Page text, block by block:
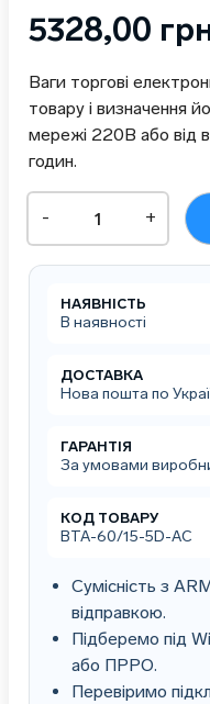
5328,00
Ваги торгові
товару і визначення
мережі 220В або від
годин.
Ваги
торгівельні
зі
стійкою
акумулятором
Промприбор/
Промприлад)
- +
НАЯВНІСТЬ
В наявності
ДОСТАВКА
Нова пошта по
ГАРАНТІЯ
За умовами
КОД ТОВАРУ
ВТА-60/15-5D-АС
Сумісність з
відправкою.
Підберемо під
або ПРРО.
Перевіримо